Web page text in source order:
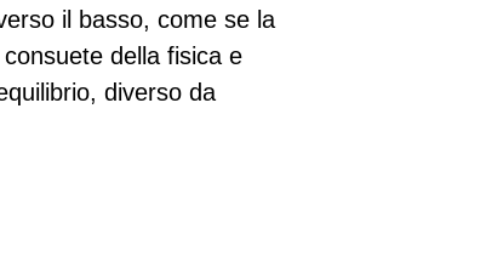
il basso, come se la
della fisica e
diverso da